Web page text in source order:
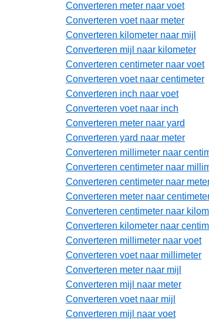
Converteren meter naar voet
Converteren voet naar meter
Converteren kilometer naar mijl
Converteren mijl naar kilometer
Converteren centimeter naar voet
Converteren voet naar centimeter
Converteren inch naar voet
Converteren voet naar inch
Converteren meter naar yard
Converteren yard naar meter
Converteren millimeter naar
Converteren centimeter naar
Converteren centimeter naar
Converteren meter naar
Converteren centimeter naar
Converteren kilometer naar
Converteren millimeter naar voet
Converteren voet naar millimeter
Converteren meter naar mijl
Converteren mijl naar meter
Converteren voet naar mijl
Converteren mijl naar voet